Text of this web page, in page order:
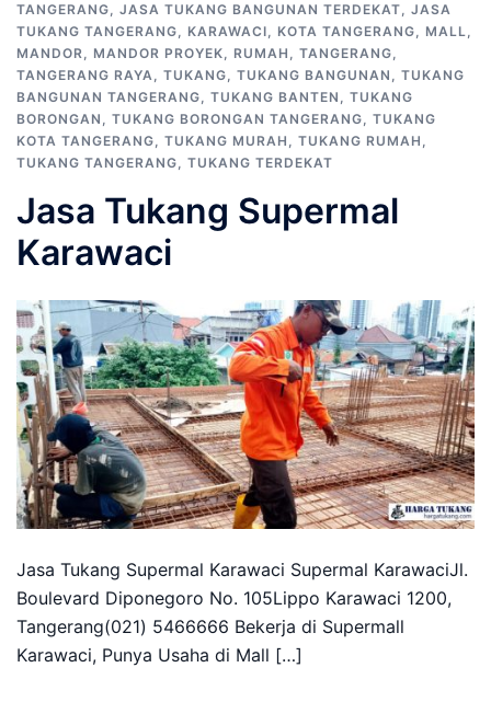
TANGERANG, JASA TUKANG BANGUNAN TERDEKAT, JASA
TUKANG TANGERANG, KARAWACI, KOTA TANGERANG, MALL,
MANDOR, MANDOR PROYEK, RUMAH , TANGERANG,
TANGERANG RAYA, TUKANG, TUKANG BANGUNAN , TUKANG
BANGUNAN TANGERANG, TUKANG BANTEN , TUKANG
BORONGAN , TUKANG BORONGAN TANGERANG, TUKANG
KOTA TANGERANG, TUKANG MURAH , TUKANG RUMAH ,
TUKANG TANGERANG, TUKANG TERDEKAT
Jasa Tukang Supermal
Karawaci
Jasa Tukang Supermal Karawaci Supermal KarawaciJl.
Boulevard Diponegoro No. 105Lippo Karawaci 1200,
Tangerang(021) 5466666 Bekerja di Supermall
Karawaci, Punya Usaha di Mall […]